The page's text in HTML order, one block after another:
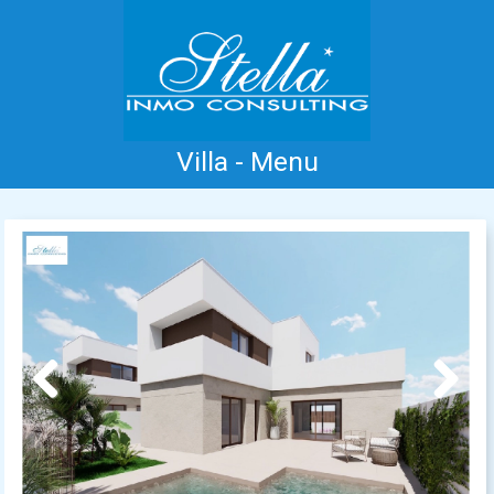
Villa - Menu
Accueil Costa Blanca Vente Location
Nouvelle Construction
Références
Contact
Previous Next